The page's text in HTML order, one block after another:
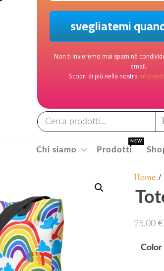
Non ti invieremo mai spam né
email.
Scopri di più nella nostra
Chi siamo Prodotti
NEW
Home /
25,00€
Color